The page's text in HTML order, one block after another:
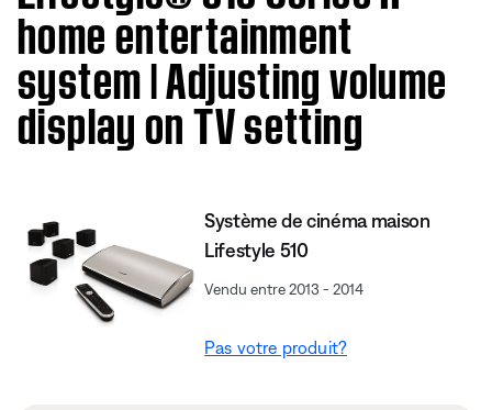
home entertainment
system | Adjusting volume
display on TV setting
Système de cinéma maison
Lifestyle 510
Vendu entre 2013 - 2014
Pas votre produit?